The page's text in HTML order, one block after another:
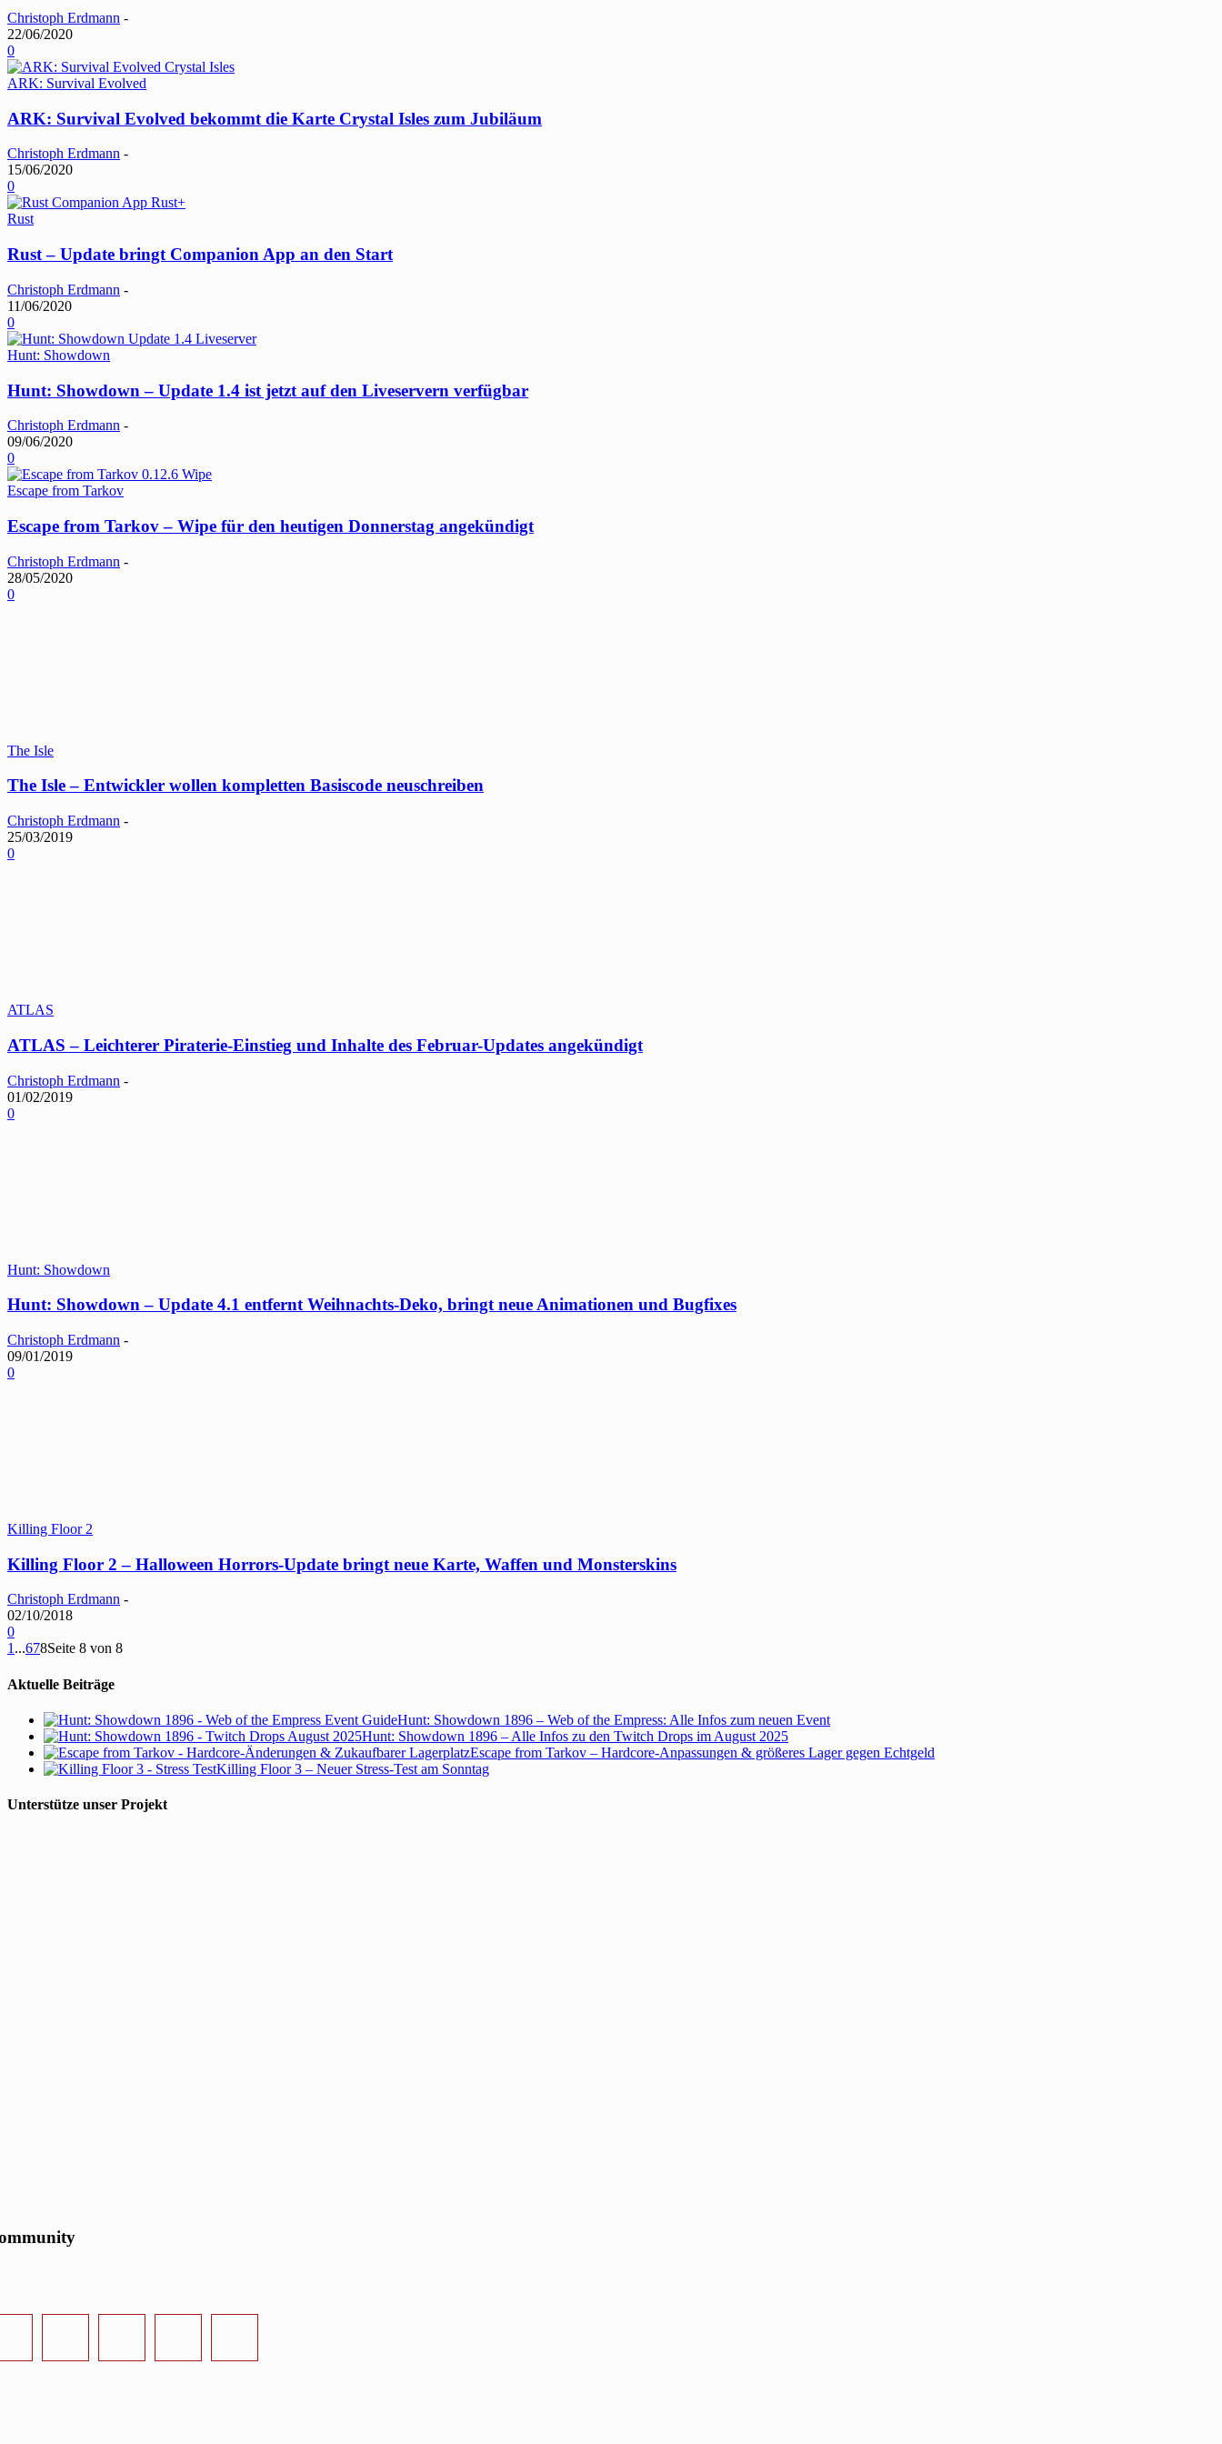
Christoph Erdmann -
22/06/2020
0
ARK: Survival Evolved
ARK: Survival Evolved bekommt die Karte Crystal Isles zum Jubiläum
Christoph Erdmann -
15/06/2020
0
Rust
Rust – Update bringt Companion App an den Start
Christoph Erdmann -
11/06/2020
0
Hunt: Showdown
Hunt: Showdown – Update 1.4 ist jetzt auf den Liveservern verfügbar
Christoph Erdmann -
09/06/2020
0
Escape from Tarkov
Escape from Tarkov – Wipe für den heutigen Donnerstag angekündigt
Christoph Erdmann -
28/05/2020
0
The Isle
The Isle – Entwickler wollen kompletten Basiscode neuschreiben
Christoph Erdmann -
25/03/2019
0
ATLAS
ATLAS – Leichterer Piraterie-Einstieg und Inhalte des Februar-Updates angekündigt
Christoph Erdmann -
01/02/2019
0
Hunt: Showdown
Hunt: Showdown – Update 4.1 entfernt Weihnachts-Deko, bringt neue Animationen und Bugfixes
Christoph Erdmann -
09/01/2019
0
Killing Floor 2
Killing Floor 2 – Halloween Horrors-Update bringt neue Karte, Waffen und Monsterskins
Christoph Erdmann -
02/10/2018
0
1...678Seite 8 von 8
Aktuelle Beiträge
Hunt: Showdown 1896 – Web of the Empress: Alle Infos zum neuen Event
Hunt: Showdown 1896 – Alle Infos zu den Twitch Drops im August 2025
Escape from Tarkov – Hardcore-Anpassungen & größeres Lager gegen Echtgeld
Killing Floor 3 – Neuer Stress-Test am Sonntag
Unterstütze unser Projekt